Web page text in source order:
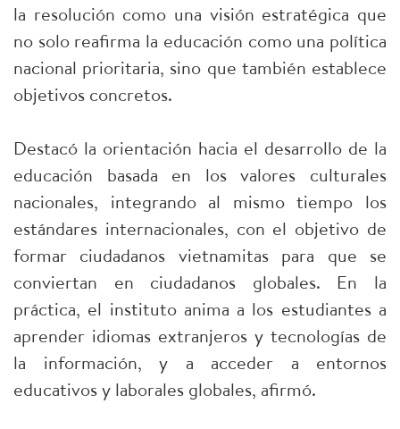
la resolución como una visión estratégica que
no solo reafirma la educación como una política
nacional prioritaria, sino que también establece
objetivos concretos.
Destacó la orientación hacia el desarrollo de la
educación basada en los valores culturales
nacionales, integrando al mismo tiempo los
estándares internacionales, con el objetivo de
formar ciudadanos vietnamitas para que se
conviertan en ciudadanos globales. En la
práctica, el instituto anima a los estudiantes a
aprender idiomas extranjeros y tecnologías de
la información, y a acceder a entornos
educativos y laborales globales, afirmó.